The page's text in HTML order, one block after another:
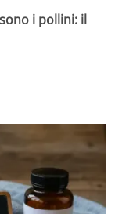
i pollini: il